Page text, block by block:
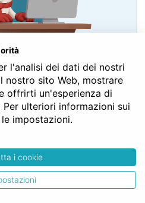
Notaio Gratis
l'analisi dei dati dei nostri
nostro sito Web, mostrare
offrirti un'esperienza di
ulteriori informazioni sui
impostazioni.
i cookie